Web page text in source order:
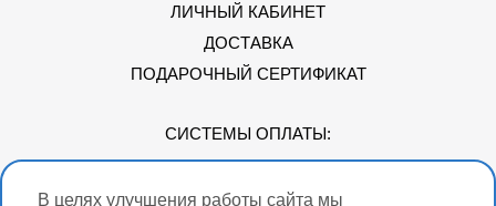
В целях улучшения работы сайта мы
ЛИЧНЫЙ КАБИНЕТ
ДОСТАВКА
ПОДАРОЧНЫЙ СЕРТИФИКАТ
СИСТЕМЫ ОПЛАТЫ: